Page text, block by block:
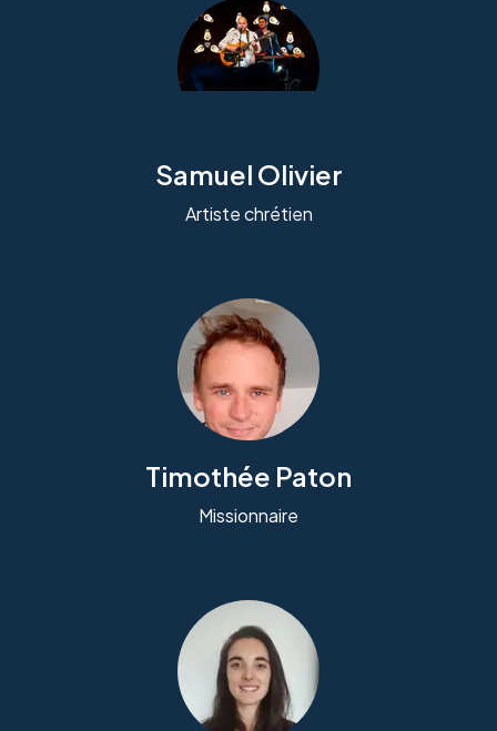
Samuel Olivier
Artiste chrétien
Timothée Paton
Missionnaire